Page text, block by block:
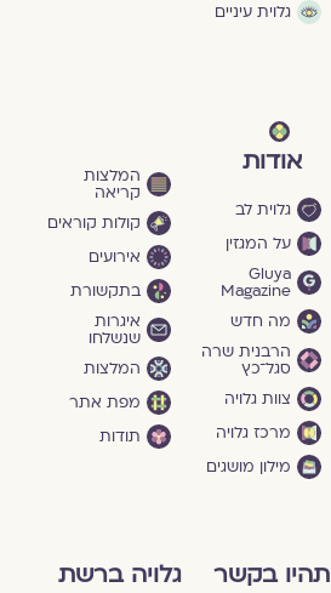
גלוית עיניים
אודות
גלוית לב
על המגזין
Gluya
Magazine
מה חדש
הרבנית שרה
סגל־כץ
צוות גלויה
מרכז גלויה
מילון מושגים
המלצות
קריאה
קולות קוראים
אירועים
בתקשורת
איגרות
שנשלחו
המלצות
מפת אתר
תודות
תהיו בקשר גלויה ברשת